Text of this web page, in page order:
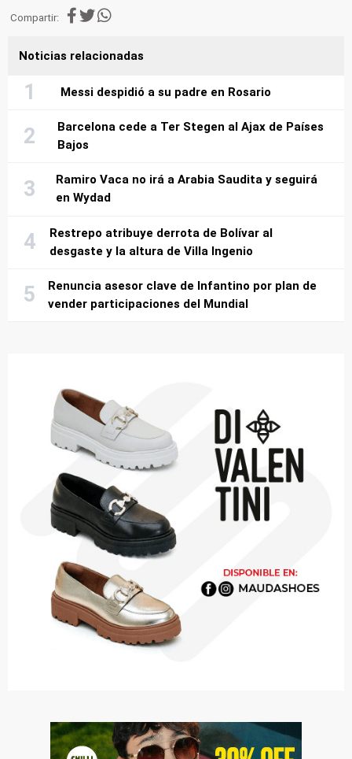
Compartir:
Noticias relacionadas
Messi despidió a su padre en Rosario
Barcelona cede a Ter Stegen al Ajax de Países
Bajos
Ramiro Vaca no irá a Arabia Saudita y seguirá
en Wydad
Restrepo atribuye derrota de Bolívar al
desgaste y la altura de Villa Ingenio
Renuncia asesor clave de Infantino por plan de
vender participaciones del Mundial